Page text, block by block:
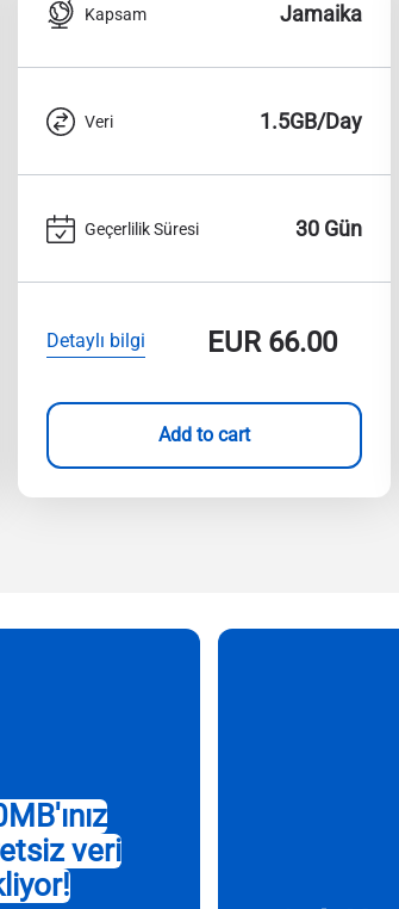
Kapsam Jamaika
Veri 1.5GB/Day
Geçerlilik Süresi 30 Gün
Detaylı bilgi EUR66.00
Add to cart
veri